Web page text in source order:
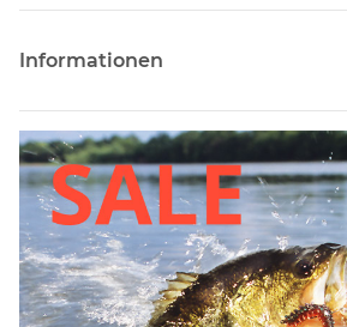
Informationen